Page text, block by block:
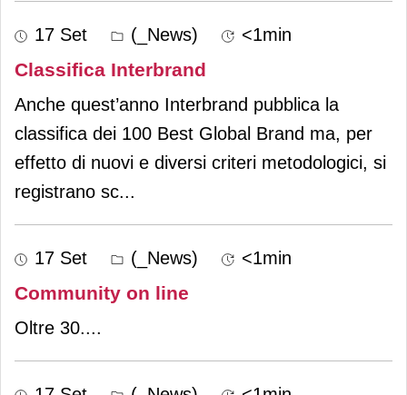
17 Set (_News) <1min
Classifica Interbrand
Anche quest’anno Interbrand pubblica la
classifica dei 100 Best Global Brand ma, per
effetto di nuovi e diversi criteri metodologici, si
registrano sc...
17 Set (_News) <1min
Community on line
Oltre 30....